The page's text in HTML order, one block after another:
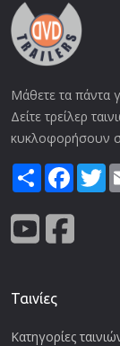
Μάθετε τα πάντα
Δείτε τρείλερ
κυκλοφορήσουν
Share
Ταινίες
Κατηγορίες